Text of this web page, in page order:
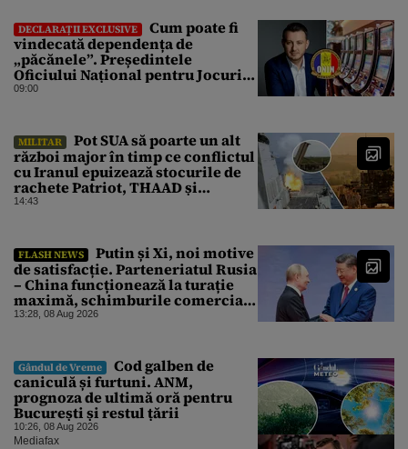
DECLARAȚII EXCLUSIVE
Cum poate fi
vindecată dependența de
„păcănele”. Președintele
Oficiului Național pentru Jocuri
de Noroc propune o ordonanță de
unică
09:00
MILITAR
Pot SUA să poarte un alt
război major în timp ce conflictul
cu Iranul epuizează stocurile de
rachete Patriot, THAAD și
Tomahawk?
14:43
FLASH NEWS
Putin și Xi, noi motive
de satisfacție. Parteneriatul Rusia
– China funcționează la turație
maximă, schimburile comerciale
ating niveluri record
13:28, 08 Aug 2026
Gândul de Vreme
Cod galben de
caniculă și furtuni. ANM,
prognoza de ultimă oră pentru
București și restul țării
10:26, 08 Aug 2026
Mediafax